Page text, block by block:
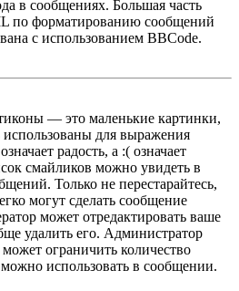
в сообщениях. Большая часть
по форматированию сообщений
с использованием BBCode.
— это маленькие картинки,
для выражения
радость, а :( означает
смайликов можно увидеть в
Только не перестарайтесь,
могут сделать сообщение
может отредактировать ваше
удалить его. Администратор
ограничить количество
использовать в сообщении.